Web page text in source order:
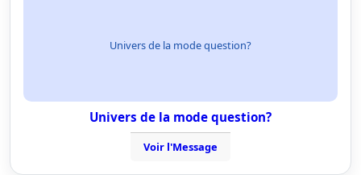
Univers de la mode question?
Univers de la mode question?
Voir l'Message